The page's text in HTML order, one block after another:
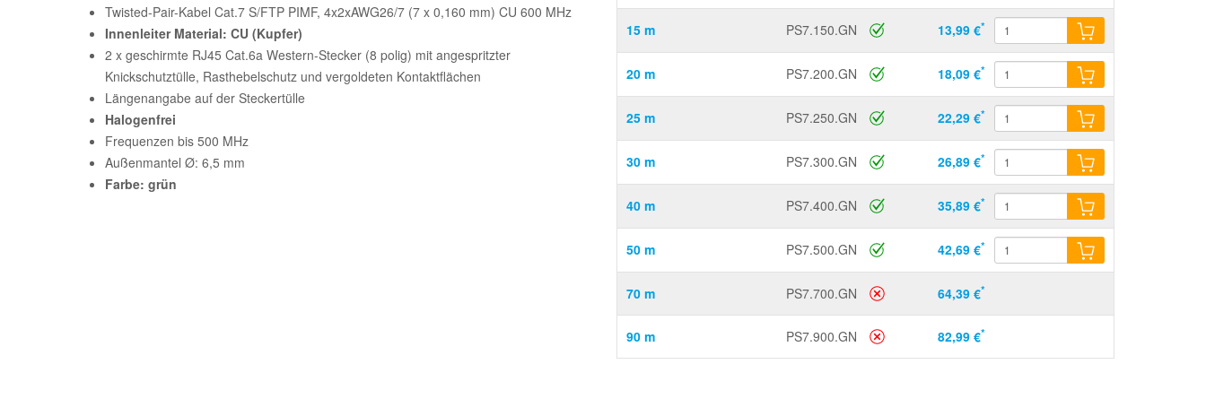
15 m PS7.150.GN 13,99 €*
20 m PS7.200.GN 18,09 €*
25 m PS7.250.GN 22,29 €*
30 m PS7.300.GN 26,89 €*
40 m PS7.400.GN 35,89 €*
50 m PS7.500.GN 42,69 €*
70 m PS7.700.GN 64,39 €*
90 m PS7.900.GN 82,99 €*
Twisted-Pair-Kabel Cat.7 S/FTP PIMF, 4x2xAWG26/7 (7 x 0,160 mm) CU 600 MHz
Innenleiter Material: CU (Kupfer)
2 x geschirmte RJ45 Cat.6a Western-Stecker (8 polig) mit angespritzter
Knickschutztülle, Rasthebelschutz und vergoldeten Kontaktflächen
Längenangabe auf der Steckertülle
Halogenfrei
Frequenzen bis 500 MHz
Außenmantel Ø: 6,5 mm
Farbe: grün